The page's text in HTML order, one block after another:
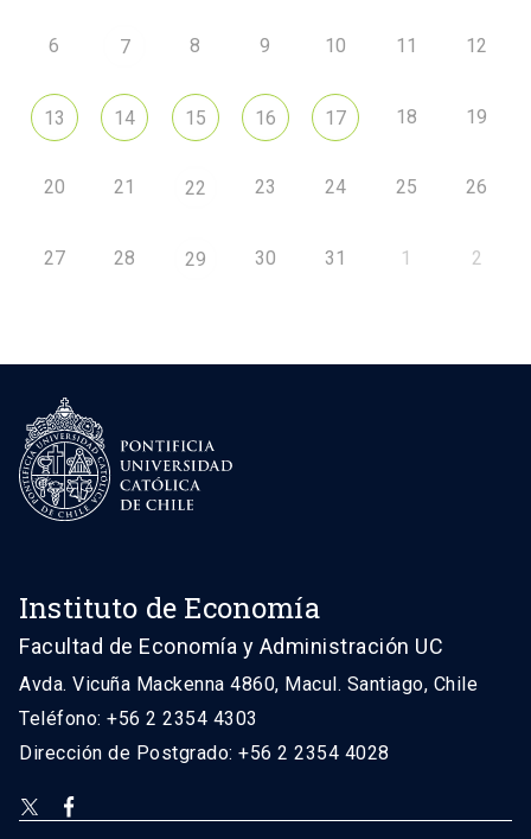
6 7 8 9 10 11 12
13 14 15 16 17 18 19
20 21 22 23 24 25 26
27 28 29 30 31 1 2
Instituto de Economía
Facultad de Economía y Administración UC
Avda. Vicuña Mackenna 4860, Macul. Santiago, Chile
Teléfono: +56 2 2354 4303
Dirección de Postgrado: +56 2 2354 4028